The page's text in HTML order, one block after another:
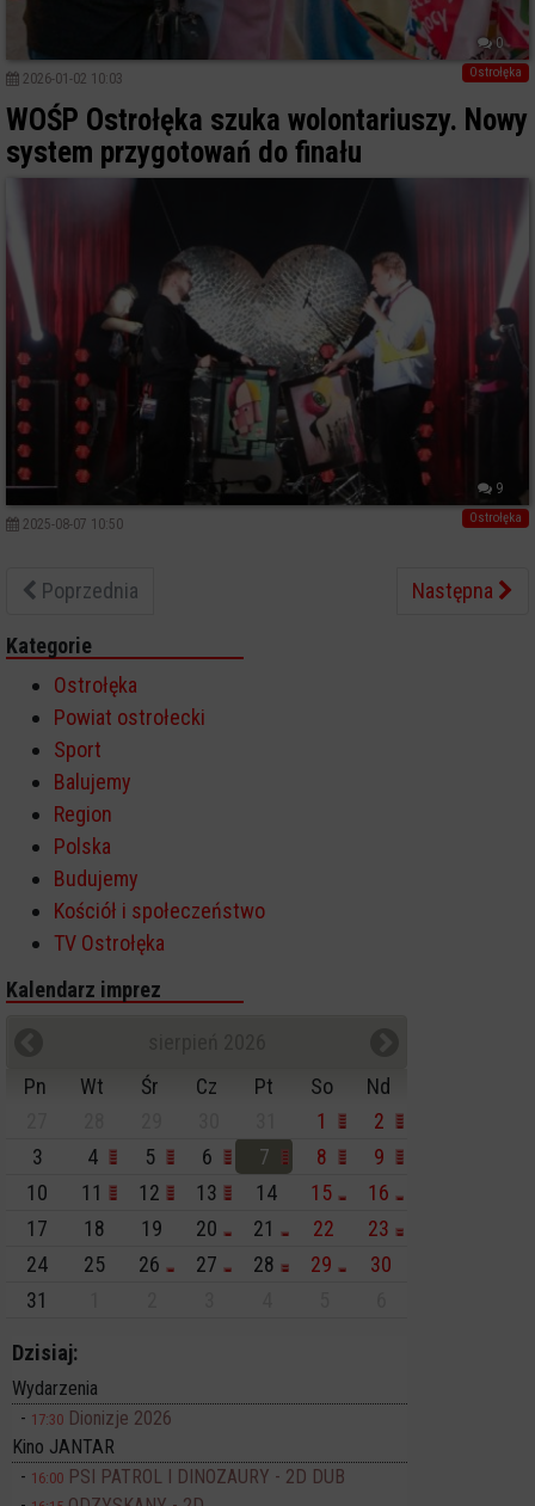
0
Ostrołęka
2026-01-02 10:03
WOŚP Ostrołęka szuka wolontariuszy. Nowy
system przygotowań do finału
9
Ostrołęka
2025-08-07 10:50
Poprzednia Następna
Kategorie
Ostrołęka
Powiat ostrołecki
Sport
Balujemy
Region
Polska
Budujemy
Kościół i społeczeństwo
TV Ostrołęka
Kalendarz imprez
Pn
Wt Śr Cz Pt So
Nd
1
2
3
4 5 6 7 8
9
10
11 12 13 14 15
16
17
18 19 20 21 22
23
24
25 26 27 28 29
30
31
Dzisiaj:
Wydarzenia
17:30 Dionizje 2026
Kino JANTAR
16:00 PSI PATROL I DINOZAURY - 2D DUB